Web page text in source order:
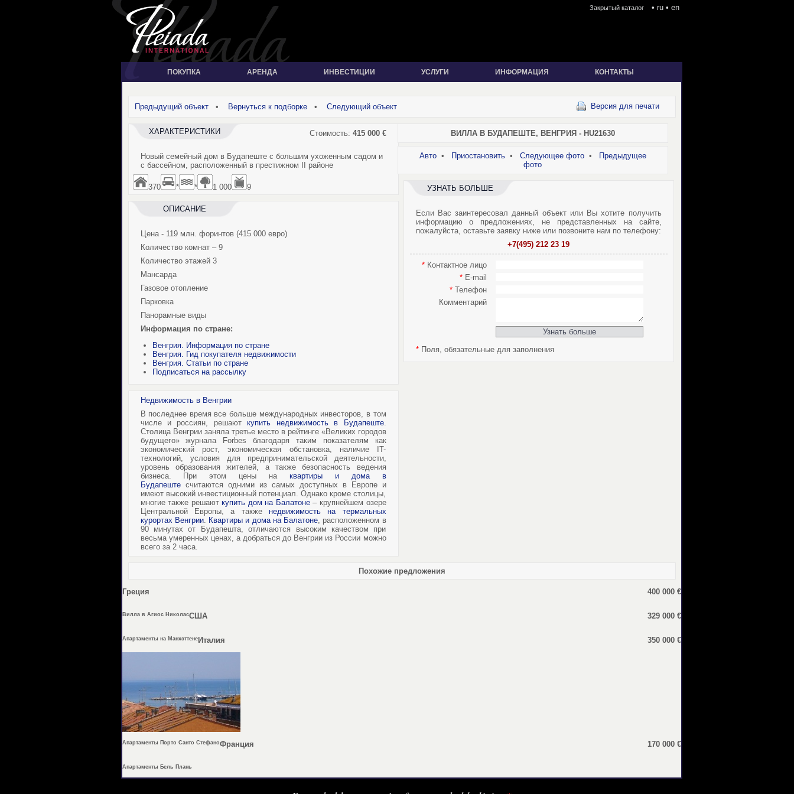
Закрытый каталог • ru• en
ПОКУПКА АРЕНДА ИНВЕСТИЦИИ УСЛУГИ ИНФОРМАЦИЯ КОНТАКТЫ
Предыдущий объект• Вернуться к подборке• Следующий объект Версия для печати
Стоимость: 415 000 €
ХАРАКТЕРИСТИКИ
Новый семейный дом в Будапеште с большим ухоженным садом и
с бассейном, расположенный в престижном II районе
370 * * 1 000 9
ОПИСАНИЕ
Цена - 119 млн. форинтов (415 000 евро)
Количество комнат – 9
Количество этажей 3
Мансарда
Газовое отопление
Парковка
Панорамные виды
Информация по стране:
Венгрия. Информация по стране
Венгрия. Гид покупателя недвижимости
Венгрия. Статьи по стране
Подписаться на рассылку
Недвижимость в Венгрии
В последнее время все больше международных инвесторов, в том
числе и россиян, решаюткупить недвижимость в Будапеште.
Столица Венгрии заняла третье место в рейтинге «Великих городов
будущего» журнала
Forbes
благодаря таким показателям как
экономический рост, экономическая обстановка, наличие IT-
технологий, условия для предпринимательской деятельности,
уровень образования жителей, а также безопасность ведения
бизнеса. При этом цены на квартиры и дома в
Будапештесчитаются одними из самых доступных в Европе и
имеют высокий инвестиционный потенциал. Однако кроме столицы,
многие также решаюткупить дом на Балатоне– крупнейшем озере
Центральной Европы, а также недвижимость на термальных
курортах Венгрии. Квартиры и дома на Балатоне, расположенном в
90 минутах от Будапешта, отличаются высоким качеством при
весьма умеренных ценах, а добраться до Венгрии из России можно
всего за 2 часа.
ВИЛЛА В БУДАПЕШТЕ, ВЕНГРИЯ - HU21630
Авто• Приостановить• Следующее фото•
Предыдущее
фото
УЗНАТЬ БОЛЬШЕ
Если Вас заинтересовал данный объект или Вы хотите получить
информацию о предложениях, не представленных на сайте,
пожалуйста, оставьте заявку ниже или позвоните нам по телефону:
+7(495) 212 23 19
*Контактное лицо
*E-mail
*Телефон
Комментарий
*Поля, обязательные для заполнения
Похожие предложения
Греция 400 000 €
Вилла в Агиос НиколасСША 329 000 €
Апартаменты на МанхэттенеИталия 350 000 €
Апартаменты Порто Санто СтефаноФранция 170 000 €
Апартаменты Бель Плань